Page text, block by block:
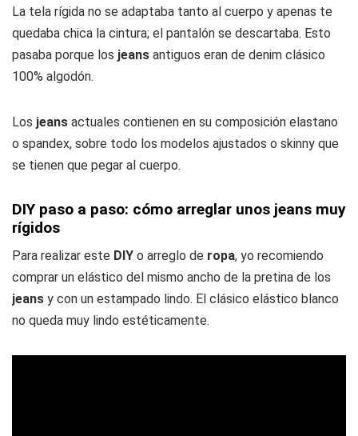
La tela rígida no se adaptaba tanto al cuerpo y apenas te
quedaba chica la cintura; el pantalón se descartaba. Esto
pasaba porque los jeans antiguos eran de denim clásico
100% algodón.
Los jeans actuales contienen en su composición elastano
o spandex, sobre todo los modelos ajustados o skinny que
se tienen que pegar al cuerpo.
DIY paso a paso: cómo arreglar unos jeans muy
rígidos
Para realizar este DIY o arreglo de ropa, yo recomiendo
comprar un elástico del mismo ancho de la pretina de los
jeans y con un estampado lindo. El clásico elástico blanco
no queda muy lindo estéticamente.